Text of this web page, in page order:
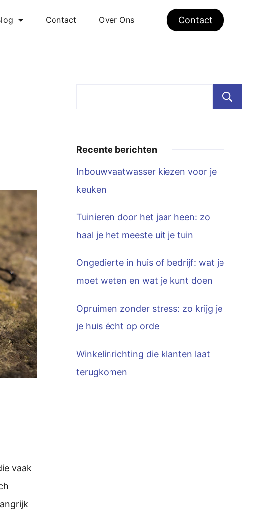
Contact Over Ons Contact
vaak
Recente berichten
Inbouwvaatwasser kiezen voor je
keuken
Tuinieren door het jaar heen: zo
haal je het meeste uit je tuin
Ongedierte in huis of bedrijf: wat je
moet weten en wat je kunt doen
Opruimen zonder stress: zo krijg je
je huis écht op orde
Winkelinrichting die klanten laat
terugkomen